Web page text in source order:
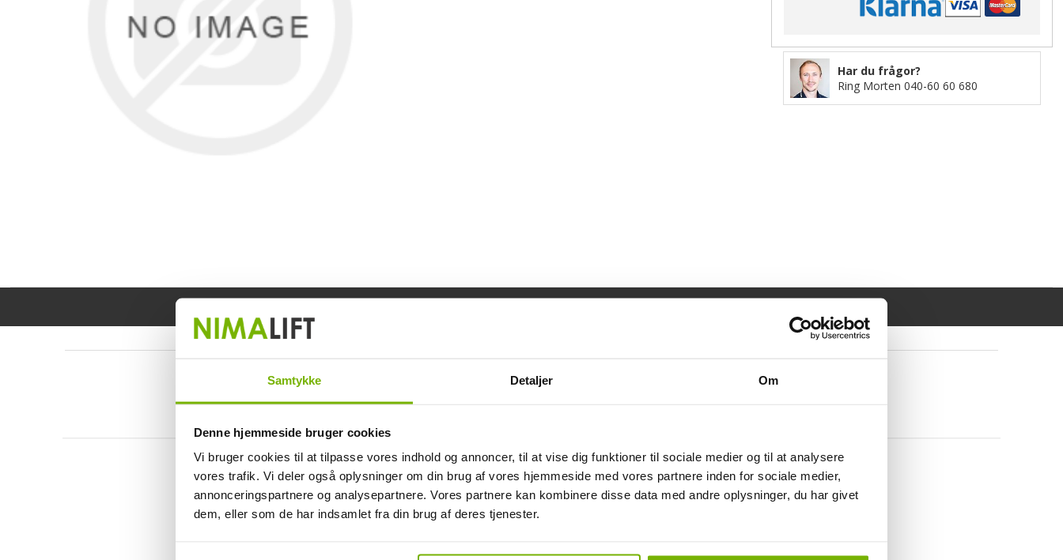
Samtykke Detaljer Om
Denne hjemmeside bruger cookies
Vi bruger cookies til at tilpasse vores indhold og annoncer, til at vise dig funktioner til sociale medier og til at analysere
vores trafik. Vi deler også oplysninger om din brug af vores hjemmeside med vores partnere inden for sociale medier,
annonceringspartnere og analysepartnere. Vores partnere kan kombinere disse data med andre oplysninger, du har givet
dem, eller som de har indsamlet fra din brug af deres tjenester.
Har du frågor?
Ring Morten 040-60 60 680
Kundrecensioner